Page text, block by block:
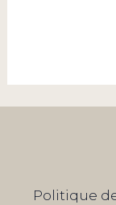
Politique